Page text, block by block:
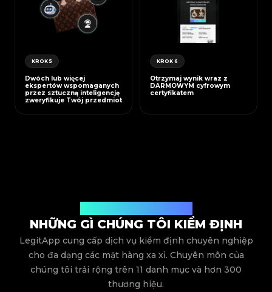
KROK 5
Dwóch lub więcej
ekspertów wspomaganych
przez sztuczną inteligencję
zweryfikuje Twój przedmiot
KROK 6
Otrzymaj wynik wraz z
DARMOWYM cyfrowym
certyfikatem
NHỮNG GÌ CHÚNG TÔI KIỂM ĐỊNH
LegitApp cung cấp dịch vụ kiểm định chuyên nghiệp
cho đa dạng các mặt hàng xa xỉ. Chuyên môn của
chúng tôi trải rộng trên 11 danh mục và hơn 300
thương hiệu.